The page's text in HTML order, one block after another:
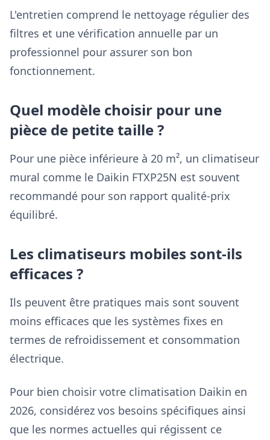
L'entretien comprend le nettoyage régulier des
filtres et une vérification annuelle par un
professionnel pour assurer son bon
fonctionnement.
Quel modèle choisir pour une
pièce de petite taille ?
Pour une pièce inférieure à 20 m², un climatiseur
mural comme le Daikin FTXP25N est souvent
recommandé pour son rapport qualité-prix
équilibré.
Les climatiseurs mobiles sont-ils
efficaces ?
Ils peuvent être pratiques mais sont souvent
moins efficaces que les systèmes fixes en
termes de refroidissement et consommation
électrique.
Pour bien choisir votre climatisation Daikin en
2026, considérez vos besoins spécifiques ainsi
que les normes actuelles qui régissent ce